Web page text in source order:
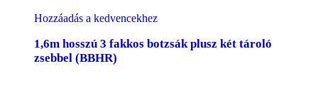
Hozzáadás a kedvencekhez
1,6m hosszú 3 fakkos botzsák plusz két tároló
zsebbel (BBHR)